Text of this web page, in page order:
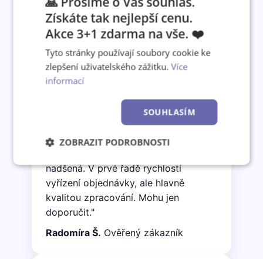
Co o nás říkají zákazníci
"Objednala jsem nástěnný kalendář A3
jako vánoční dárek synovi z jeho
cestovatelských fotografií. Včera
nadšená. V prvé řadě rychlostí
vyřízení objednávky, ale hlavně
kvalitou zpracování. Mohu jen
doporučit."
Radomíra Š. Ověřený zákazník
Získáte tak nejlepší cenu.
Akce 3+1 zdarma na vše. ❤️
Tyto stránky používají soubory cookie ke
zlepšení uživatelského zážitku.Více
informací
SOUHLASÍM
ZOBRAZIT PODROBNOSTI
Nezbytně
nutné
soubory
Výkonové
soubory
Soubory
cílení
Funkční soubory
Nezařazené
soubory